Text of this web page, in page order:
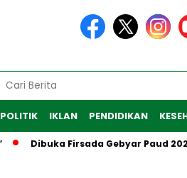
POLITIK IKLAN PENDIDIKAN
Dibuka Firsada Gebyar Paud